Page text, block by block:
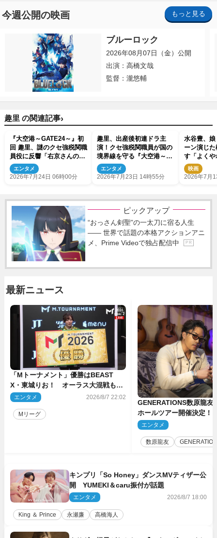
今週公開の映画 もっと見る
ブルーロック
2026年08月07日（金）公開
出演：高橋文哉
監督：瀧悠輔
趣里 の関連記事›
『大空港～GATE24～』初
回 趣里、謎のクセ強税関職
員役に反響「右京さんの
DNA」「変人役ハマる」
エンタメ
2026年7月24日 06時00分
趣里、出産後初連ドラ主
演！クセ強税関職員が国の
境界線を守る『大空港～
GATE24～』今夜スタート
エンタメ
2026年7月23日 14時55分
水谷豊、
ーン演じ
す「よく
映画
2026年7月
ピックアップ
“おっさん剣聖”の一太刀に宿る人生
―― 世界で話題の本格アクションアニ
メ、Prime Videoで独占配信中
P R
最新ニュース
「Mトーナメント」優勝はBEAST
X・東城りお！ オーラス大混戦も最
後は自ら和了って幕引き
エンタメ 2026/8/7 22:02
Mリーグ
GENERATIONS数原龍友
ホールツアー開催決定
た瞬間を、音に乗せてお
エンタメ
数原龍友
キンプリ「So Honey」ダンスMVティザー公
開 YUMEKI＆caru振付が話題
エンタメ 2026/8/7 18:00
King ＆ Prince 永瀬廉 高橋海人